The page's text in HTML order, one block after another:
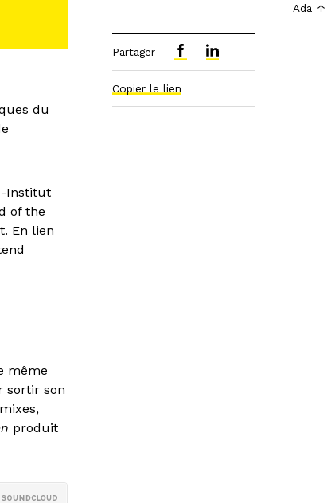
Ada
du
Institut
of the
En lien
même
sortir son
produit
Partager
Copier le lien